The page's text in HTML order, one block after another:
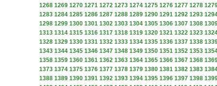
1268 1269 1270 1271 1272 1273 1274 1275 1276 1277 1278
1283 1284 1285 1286 1287 1288 1289 1290 1291 1292 1293
1298 1299 1300 1301 1302 1303 1304 1305 1306 1307 1308
1313 1314 1315 1316 1317 1318 1319 1320 1321 1322 1323
1328 1329 1330 1331 1332 1333 1334 1335 1336 1337 1338
1343 1344 1345 1346 1347 1348 1349 1350 1351 1352 1353
1358 1359 1360 1361 1362 1363 1364 1365 1366 1367 1368
1373 1374 1375 1376 1377 1378 1379 1380 1381 1382 1383
1388 1389 1390 1391 1392 1393 1394 1395 1396 1397 1398